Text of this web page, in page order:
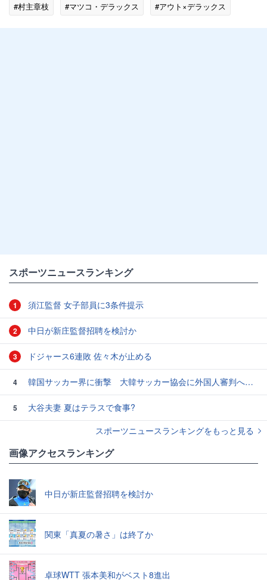
#村主章枝
#マツコ・デラックス #アウト×デラックス
スポーツニュースランキング
1 須江監督 女子部員に3条件提示
2 中日が新庄監督招聘を検討か
3 ドジャース6連敗 佐々木が止める
4 韓国サッカー界に衝撃 大韓サッカー協会に外国人審判への“性的接待”疑惑 韓国メディアが報道
5
大谷夫妻 夏はテラスで食事?
スポーツニュースランキングをもっと見る
画像アクセスランキング
中日が新庄監督招聘を検討か
関東「真夏の暑さ」は終了か
卓球WTT 張本美和がベスト8進出